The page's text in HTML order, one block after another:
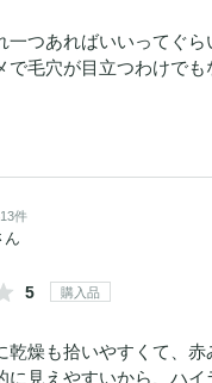
一つあればいいってぐら
で毛穴が目立つわけでも
件
ん
5 購入品
乾燥も拾いやすくて、赤
に見えやすいから、ハイ